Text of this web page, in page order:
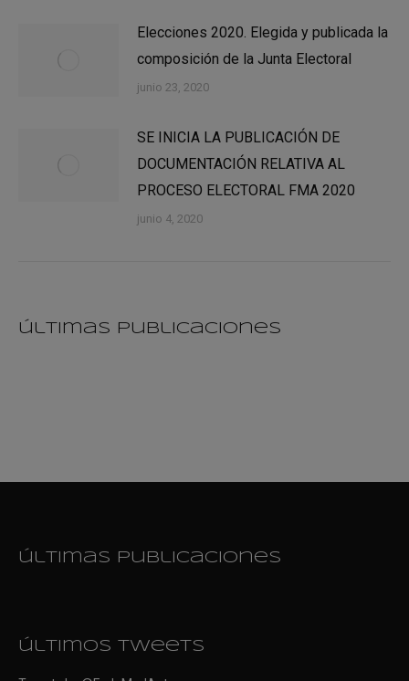
Elecciones 2020. Elegida y publicada la
composición de la Junta Electoral
junio 23, 2020
SE INICIA LA PUBLICACIÓN DE
DOCUMENTACIÓN RELATIVA AL
PROCESO ELECTORAL FMA 2020
junio 4, 2020
últimas publicaciones
últimas publicaciones
últimos tweets